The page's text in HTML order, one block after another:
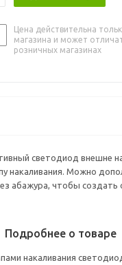
Цена действительна
магазина и может
розничных магазинах
светодиод внешне
накаливания. Можно
абажура, чтобы создать
Подробнее о товаре
накаливания